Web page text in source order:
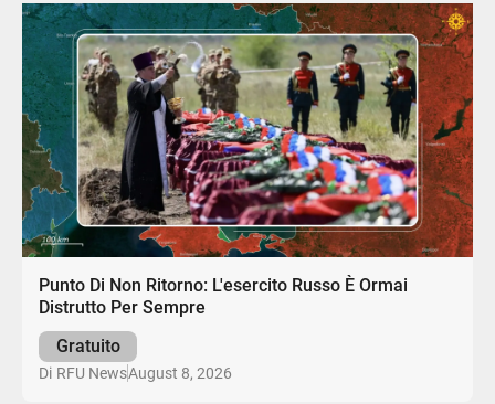
Punto Di Non Ritorno: L'esercito Russo È Ormai
Distrutto Per Sempre
Gratuito
Di RFU NewsAugust 8, 2026